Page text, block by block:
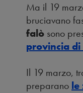
Ma il 19
bruciavano
falò sono
provincia di
Il 19 marzo,
preparano le